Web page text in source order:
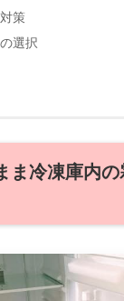
策
選択
ま冷凍庫内